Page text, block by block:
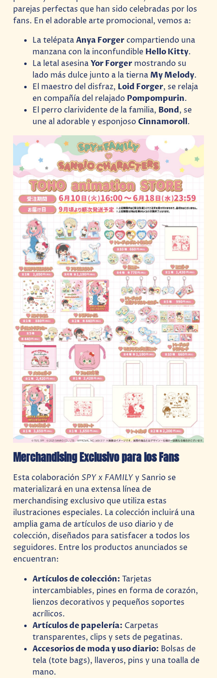
parejas perfectas que han sido celebradas por los
fans. En el adorable arte promocional, vemos a:
La telépataAnya Forgercompartiendo una
manzana con la inconfundible Hello Kitty.
La letal asesinaYor Forger mostrando su
lado más dulce junto a la tierna My Melody.
El maestro del disfraz, Loid Forger, se relaja
en compañía del relajado Pompompurin.
El perro clarividente de la familia, Bond, se
une al adorable y esponjoso Cinnamoroll.
Merchandising Exclusivo para los Fans
Esta colaboración SPY x FAMILYy Sanrio se
materializará en una extensa línea de
merchandising exclusivo que utiliza estas
ilustraciones especiales. La colección incluirá una
amplia gama de artículos de uso diario y de
colección, diseñados para satisfacer a todos los
seguidores. Entre los productos anunciados se
encuentran:
Artículos de colección: Tarjetas
intercambiables, pines en forma de corazón,
lienzos decorativos y pequeños soportes
acrílicos.
Artículos de papelería: Carpetas
transparentes, clips y sets de pegatinas.
Accesorios de moda y uso diario: Bolsas de
tela (tote bags), llaveros, pins y una toalla de
mano.